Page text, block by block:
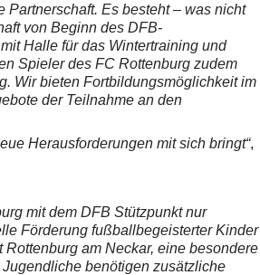
Partnerschaft. Es besteht – was nicht
von Beginn des DFB-
Halle für das Wintertraining und
Spieler des FC Rottenburg zudem
Wir bieten Fortbildungsmöglichkeit im
der Teilnahme an den
Herausforderungen mit sich bringt“,
mit dem DFB Stützpunkt nur
Förderung fußballbegeisterter Kinder
am Neckar, eine besondere
benötigen zusätzliche